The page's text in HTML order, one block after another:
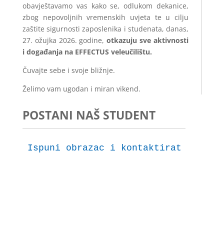
obavještavamo vas kako se, odlukom dekanice,
zbog nepovoljnih vremenskih uvjeta te u cilju
zaštite sigurnosti zaposlenika i studenata, danas,
27. ožujka 2026. godine,otkazuju sve aktivnosti
i događanja na EFFECTUS veleučilištu.
Čuvajte sebe i svoje bližnje.
Želimo vam ugodan i miran vikend.
POSTANI NAŠ STUDENT
Ispuni obrazac i kontaktirat ćemo